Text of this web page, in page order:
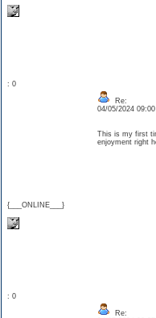
: 0
{___ONLINE___}
Re:
04/05/2024
This is my first
enjoyment
: 0
Re: